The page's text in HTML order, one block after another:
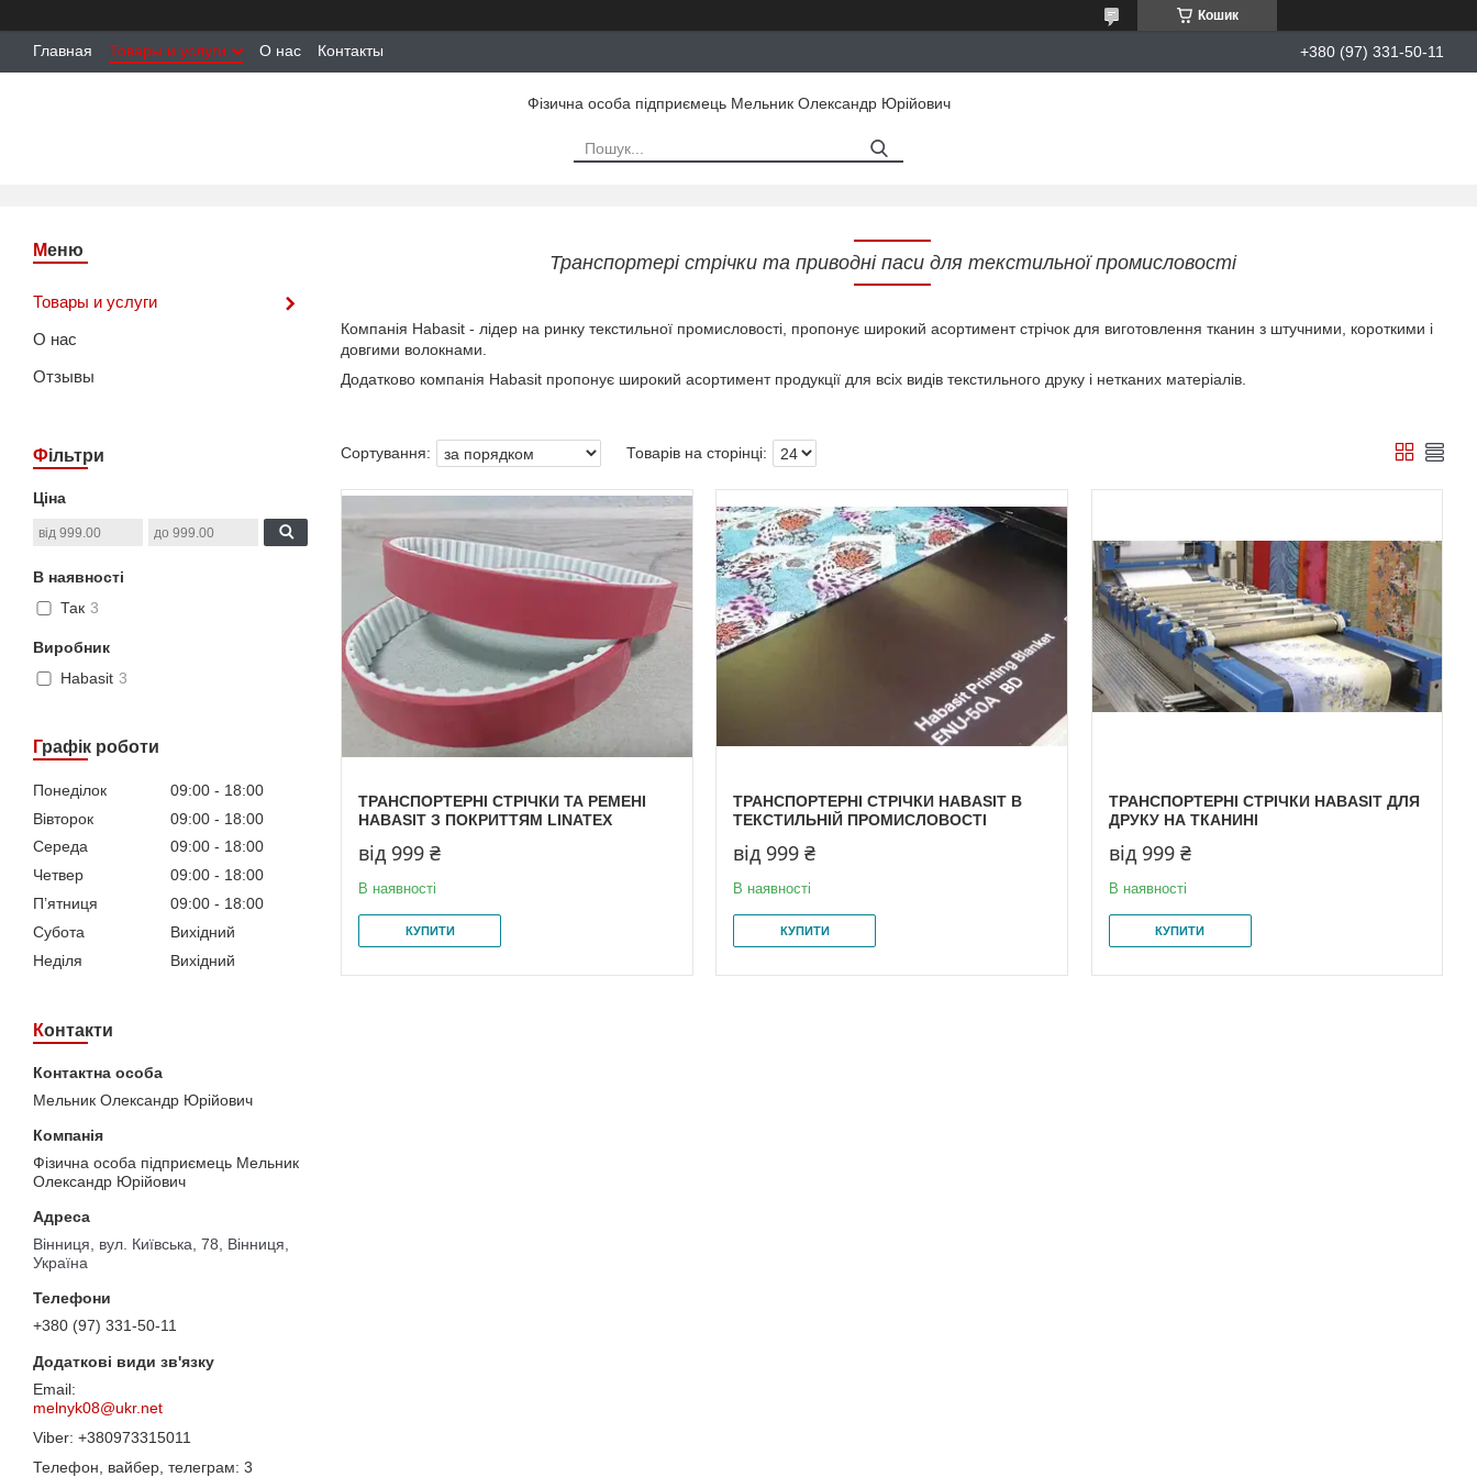
Кошик
Главная Товары и услуги О нас Контакты +380 (97) 331-50-11
Фізична особа підприємець Мельник Олександр Юрійович
Товары и услуги
О нас
Отзывы
Фільтри
Ціна
В наявності
Так 3
Виробник
Habasit 3
Графік роботи
Понеділок 09:00
18:00
Вівторок
09:00
18:00
Середа
09:00
18:00
Четвер
09:00
18:00
Пʼятниця
09:00
18:00
Субота
Вихідний
Неділя
Вихідний
Контакти
Мельник Олександр Юрійович
Фізична особа підприємець Мельник
Олександр Юрійович
Вінниця, вул. Київська, 78, Вінниця,
Україна
+380 (97) 331-50-11
melnyk08@ukr.net
+380973315011
Телефон, вайбер, телеграм 3
Транспортері стрічки та приводні паси для текстильної промисловості
Компанія Habasit - лідер на ринку текстильної промисловості, пропонує широкий асортимент стрічок для виготовлення тканин з штучними, короткими і
довгими волокнами.
Додатково компанія Habasit пропонує широкий асортимент продукції для всіх видів текстильного друку і нетканих матеріалів.
ТРАНСПОРТЕРНІ СТРІЧКИ ТА РЕМЕНІ
HABASIT З ПОКРИТТЯМ LINATEX
від 999 ₴
В наявності
КУПИТИ
ТРАНСПОРТЕРНІ СТРІЧКИ HABASIT В
ТЕКСТИЛЬНІЙ ПРОМИСЛОВОСТІ
від 999 ₴
В наявності
КУПИТИ
ТРАНСПОРТЕРНІ СТРІЧКИ HABASIT ДЛЯ
ДРУКУ НА ТКАНИНІ
від 999 ₴
В наявності
КУПИТИ